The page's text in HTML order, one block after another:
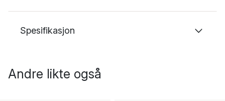
Spesifikasjon
Andre likte også